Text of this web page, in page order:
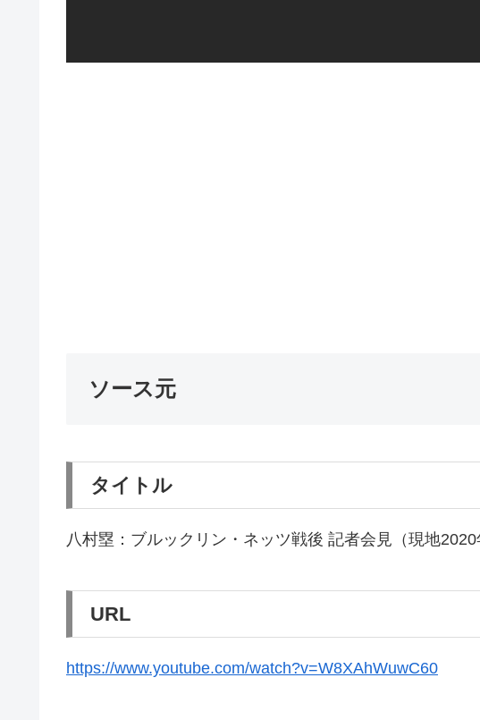
ソース元
タイトル
八村塁：ブルックリン・ネッツ戦後 記者会見（現地2020
URL
https://www.youtube.com/watch?v=W8XAhWuwC60